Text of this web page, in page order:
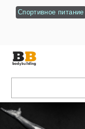
Спортивное питание